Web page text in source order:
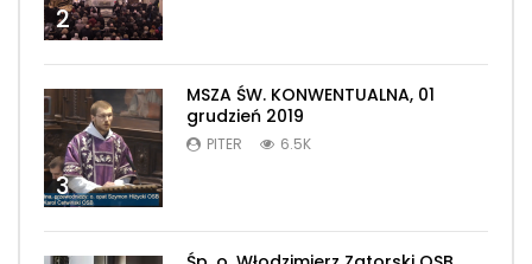
2
3
MSZA ŚW. KONWENTUALNA, 01
grudzień 2019
PITER 6.5K